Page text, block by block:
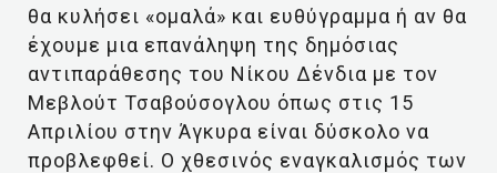
θα κυλήσει «ομαλά» και ευθύγραμμα ή αν θα
έχουμε μια επανάληψη της δημόσιας
αντιπαράθεσης του Νίκου Δένδια με τον
Μεβλούτ Τσαβούσογλου όπως στις 15
Απριλίου στην Άγκυρα είναι δύσκολο να
προβλεφθεί. Ο χθεσινός εναγκαλισμός των